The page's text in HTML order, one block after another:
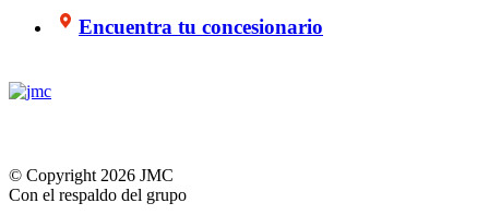
Encuentra tu concesionario
© Copyright 2026 JMC
Con el respaldo del grupo